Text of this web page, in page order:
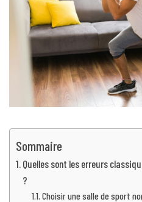
Sommaire
Quelles sont les erreurs
?
Choisir une salle de sport